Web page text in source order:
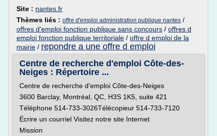
Site : nantes.fr
Thèmes liés : offre d'emploi administration publique nantes /
offres d'emploi fonction publique sans concours / offres d
emploi fonction publique territoriale / offre d emploi de la
mairie / repondre a une offre d emploi
Centre de recherche d'emploi Côte-des-
Neiges : Répertoire ...
Centre de recherche d'emploi Côte-des-Neiges
3600 Barclay, Montréal, QC, H3S 1K5, suite 421
Téléphone 514-733-3026Télécopieur 514-733-7120
Écrire un courriel Visitez notre site Internet
Mission